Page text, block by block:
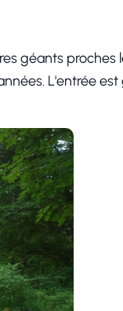
géants proches
L'entrée